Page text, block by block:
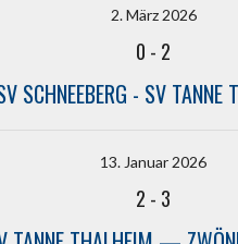
2. März 2026
0 - 2
SCHNEEBERG - SV TANNE
13. Januar 2026
2 - 3